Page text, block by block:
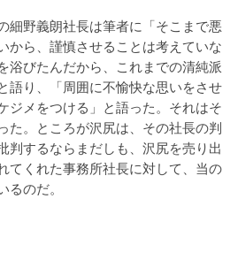
細野義朗社長は筆者に「そこまで悪
から、謹慎させることは考えていな
浴びたんだから、これまでの清純派
語り、「周囲に不愉快な思いをさせ
ジメをつける」と語った。それはそ
た。ところが沢尻は、その社長の判
判するならまだしも、沢尻を売り出
てくれた事務所社長に対して、当の
るのだ。